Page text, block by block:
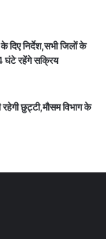
दिए निर्देश,सभी जिलों के
घंटे रहेंगे सक्रिय
छुट्टी,मौसम विभाग के